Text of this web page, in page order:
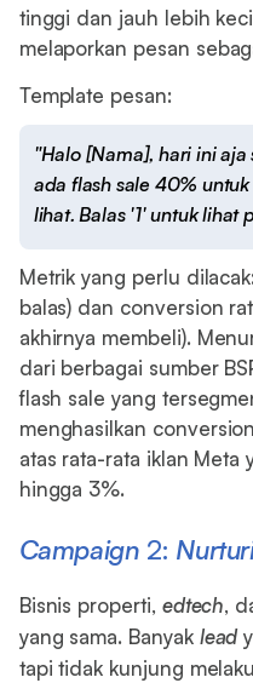
tinggi dan jauh lebih
melaporkan pesan
Template pesan:
"Halo [Nama], hari ini
ada flash sale 40%
lihat. Balas '1' untuk lihat
Metrik yang perlu
balas) dan conversion
akhirnya membeli).
dari berbagai sumber
flash sale yang
menghasilkan
atas rata-rata iklan Meta
hingga 3%.
Campaign 2:
Bisnis properti, edtech,
yang sama. Banyak lead
tapi tidak kunjung